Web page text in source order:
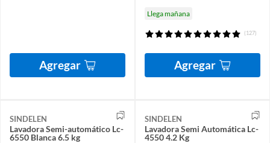
Agregar
Llega mañana
(127)
Agregar
SINDELEN
Lavadora Semi-automático Lc-
6550 Blanca 6.5 kg
SINDELEN
Lavadora Semi Automática Lc-
4550 4.2 Kg